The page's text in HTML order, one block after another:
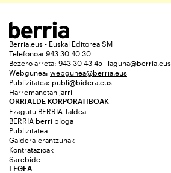
Berria.eus - Euskal Editorea SM
Telefonoa: 943 30 40 30
Bezero arreta: 943 30 43 45 | laguna@berria.eus
Webgunea: webgunea@berria.eus
Publizitatea: publi@bidera.eus
Harremanetan jarri
ORRIALDE KORPORATIBOAK
Ezagutu BERRIA Taldea
BERRIA berri bloga
Publizitatea
Galdera-erantzunak
Kontratazioak
Sarebide
LEGEA